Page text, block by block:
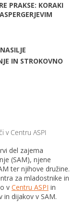
PRAKSE: KORAKI
IN STROKOVNO
v Centru ASPI
del zajema
(SAM), njene
ter njihove družine.
za mladostnike in
v Centru ASPI in
dijakov v SAM.